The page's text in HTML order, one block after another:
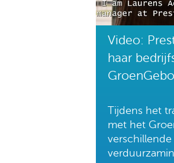
Video:
haar
Tijdens het
met het
verschillende